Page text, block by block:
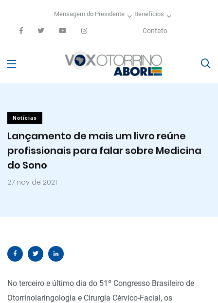
Mensagem do Presidente Benefícios
Contato
Notícias
Lançamento de mais um livro reúne
profissionais para falar sobre Medicina
do Sono
27 nov de 2021
No terceiro e último dia do 51º Congresso Brasileiro de
Otorrinolaringologia e Cirurgia Cérvico-Facial, os